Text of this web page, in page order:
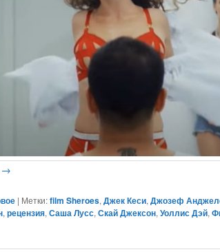
→
| Метки: film Sheroes,Джек Кеси,Джозеф
,рецензия,Саша Лусс,Скай Джексон,Уоллис Дэй,